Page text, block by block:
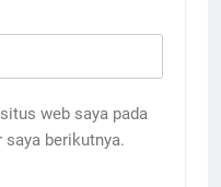
web saya pada
berikutnya.